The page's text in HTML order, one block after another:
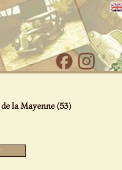
de la Mayenne (53)